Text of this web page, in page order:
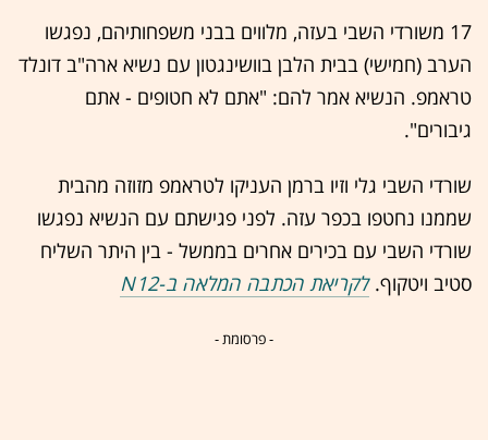
17 משורדי השבי בעזה, מלווים בבני משפחותיהם, נפגשו
הערב (חמישי) בבית הלבן בוושינגטון עם נשיא ארה"ב דונלד
טראמפ. הנשיא אמר להם: "אתם לא חטופים - אתם
גיבורים".
שורדי השבי גלי וזיו ברמן העניקו לטראמפ מזוזה מהבית
שממנו נחטפו בכפר עזה. לפני פגישתם עם הנשיא נפגשו
שורדי השבי עם בכירים אחרים בממשל - בין היתר השליח
סטיב ויטקוף. לקריאת הכתבה המלאה ב-N12
- פרסומת -